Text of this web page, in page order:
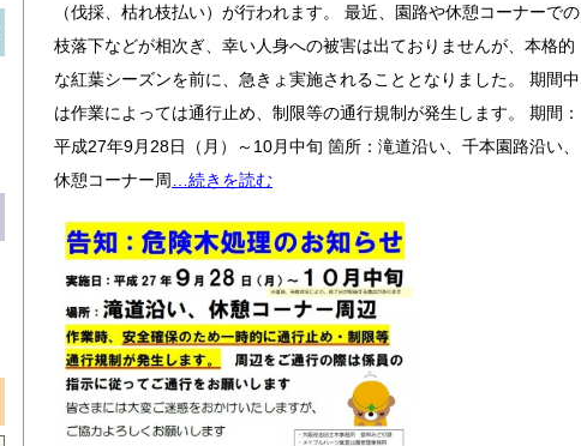
（伐採、枯れ枝払い）が行われます。 最近、園路や休憩コーナーでの
枝落下などが相次ぎ、幸い人身への被害は出ておりませんが、本格的
な紅葉シーズンを前に、急きょ実施されることとなりました。 期間中
は作業によっては通行止め、制限等の通行規制が発生します。 期間：
平成27年9月28日（月）～10月中旬 箇所：滝道沿い、千本園路沿い、
休憩コーナー周
…続きを読む